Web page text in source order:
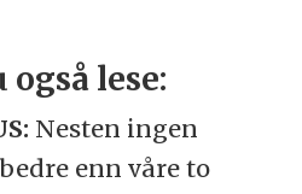
også lese:
Nesten ingen
enn våre to